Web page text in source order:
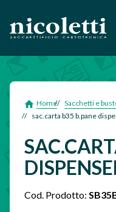
footer
Home Sacchetti e
sac.carta b35 b.pane
Cod. Prodotto: